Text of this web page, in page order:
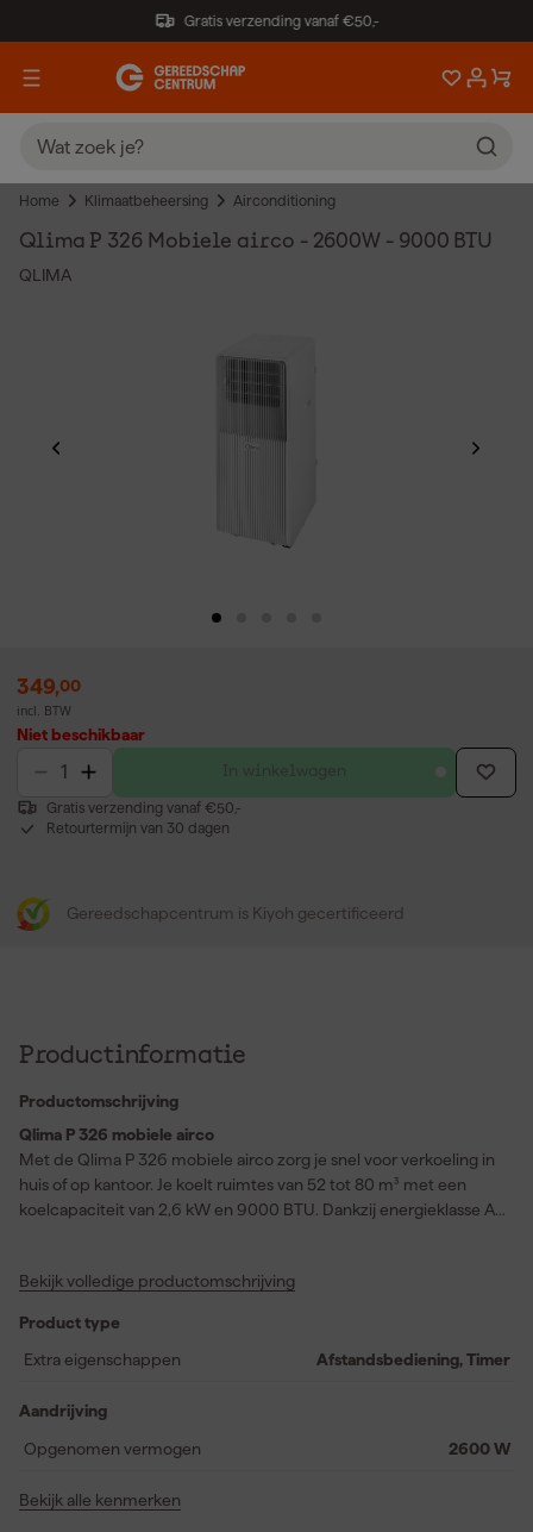
Gratis verzending vanaf €50,-
Home Klimaatbeheersing Airconditioning
Qlima P 326 Mobiele airco - 2600W - 9000 BTU
QLIMA
349,00
incl. BTW
Niet beschikbaar
In winkelwagen
Gratis verzending vanaf €50,-
Retourtermijn van 30 dagen
Gereedschapcentrum is Kiyoh gecertificeerd
Productinformatie
Productomschrijving
Qlima P 326 mobiele airco
Met de Qlima P 326 mobiele airco zorg je snel voor verkoeling in
huis of op kantoor. Je koelt ruimtes van 52 tot 80 m³ met een
koelcapaciteit van 2,6 kW en 9000 BTU. Dankzij energieklasse A
elektronische bediening of de meegeleverde afstandsbediening.
lucht per uur. Ook ontvochtig je tot 24 liter per dag, wat prettig is
bij warm en vochtig weer. Het geluidsniveau van 53 dB op één
werkt met koudemiddel R290 en heeft een rotary compressor
afmetingen van 285 x 335 x 698 mm verplaats je hem eenvoudig
Bekijk volledige productomschrijving
Product type
Extra eigenschappen
Afstandsbediening, Timer
Aandrijving
Opgenomen vermogen
2600 W
Bekijk alle kenmerken